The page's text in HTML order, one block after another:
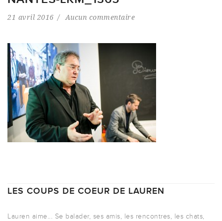
21 avril 2016 Aucun commentaire
LES COUPS DE COEUR DE LAUREN
Lauren aime... Se balader, ses amis, les rencontres, les chats,